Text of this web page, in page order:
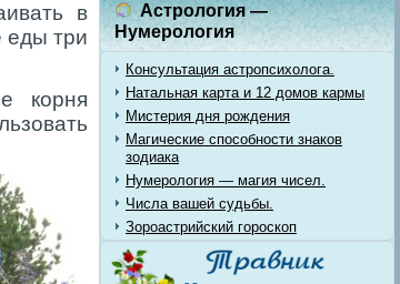
в
еды три
корня
Астрология —
Нумерология
Консультация астропсихолога.
Натальная карта и 12 домов кармы
Мистерия дня рождения
Магические способности знаков
зодиака
Нумерология — магия чисел.
Числа вашей судьбы.
Зороастрийский гороскоп